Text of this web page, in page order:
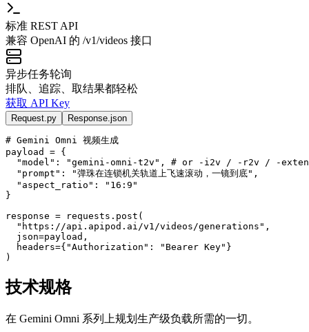
标准 REST API
兼容 OpenAI 的 /v1/videos 接口
异步任务轮询
排队、追踪、取结果都轻松
获取 API Key
Request.py Response.json
# Gemini Omni 视频生成
payload
= {
"model" : "gemini-omni-t2v" , # or -i2v / -r2v / -
"prompt" : "弹珠在连锁机关轨道上飞速滚动，一镜到底" ,
"aspect_ratio" :
"16:9"
}
response = requests.post(
"https://api.apipod.ai/v1/videos/generations" ,
json=payload ,
headers={ "Authorization" : "Bearer Key" }
)
技术规格
在 Gemini Omni 系列上规划生产级负载所需的一切。